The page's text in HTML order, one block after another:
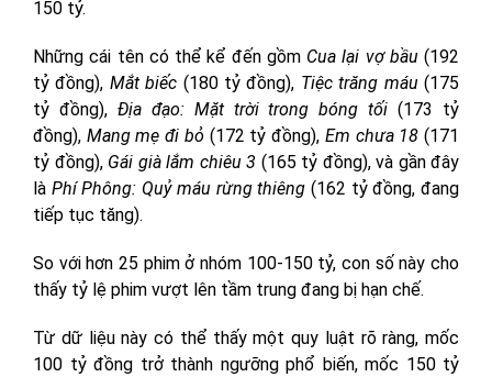
150 tỷ.
Những cái tên có thể kể đến gồm Cua lại vợ bầu (192
tỷ đồng), Mắt biếc (180 tỷ đồng), Tiệc trăng máu (175
tỷ đồng), Địa đạo: Mặt trời trong bóng tối (173 tỷ
đồng), Mang mẹ đi bỏ(172 tỷ đồng), Em chưa 18 (171
tỷ đồng), Gái già lắm chiêu 3 (165 tỷ đồng), và gần đây
là Phí Phông: Quỷ máu rừng thiêng (162 tỷ đồng, đang
tiếp tục tăng).
So với hơn 25 phim ở nhóm 100-150 tỷ, con số này cho
thấy tỷ lệ phim vượt lên tầm trung đang bị hạn chế.
Từ dữ liệu này có thể thấy một quy luật rõ ràng, mốc
100 tỷ đồng trở thành ngưỡng phổ biến, mốc 150 tỷ